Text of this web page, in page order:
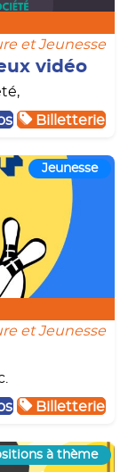
et Jeunesse
vidéo
Billetterie
Jeunesse
et Jeunesse
Billetterie
à thème